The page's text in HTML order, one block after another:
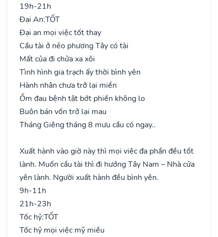
19h-21h
Đại An:TỐT
Đại an mọi việc tốt thay
Cầu tài ở nẻo phương Tây có tài
Mất của đi chửa xa xôi
Tình hình gia trạch ấy thời bình yên
Hành nhân chưa trở lại miền
Ốm đau bệnh tật bớt phiền không lo
Buôn bán vốn trở lại mau
Tháng Giêng tháng 8 mưu cầu có ngay..
Xuất hành vào giờ này thì mọi việc đa phần đều tốt
lành. Muốn cầu tài thì đi hướng Tây Nam – Nhà cửa
yên lành. Người xuất hành đều bình yên.
9h-11h
21h-23h
Tốc hỷ:TỐT
Tốc hỷ mọi việc mỹ miều